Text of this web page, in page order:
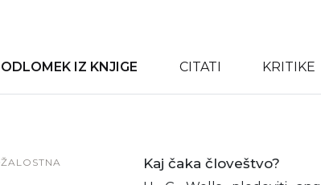
ODLOMEK IZ KNJIGE CITATI KRITIKE
ŽALOSTNA Kaj čaka človeštvo?